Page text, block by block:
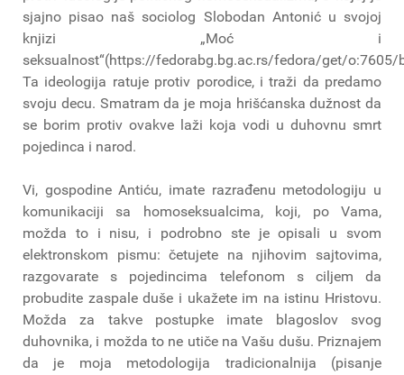
sjajno pisao naš sociolog Slobodan Antonić u svojoj
knjizi „Moć i
seksualnost“(https://fedorabg.bg.ac.rs/fedora/get/
Ta ideologija ratuje protiv porodice, i traži da predamo
svoju decu. Smatram da je moja hrišćanska dužnost da
se borim protiv ovakve laži koja vodi u duhovnu smrt
pojedinca i narod.
Vi, gospodine Antiću, imate razrađenu metodologiju u
komunikaciji sa homoseksualcima, koji, po Vama,
možda to i nisu, i podrobno ste je opisali u svom
elektronskom pismu: četujete na njihovim sajtovima,
razgovarate s pojedincima telefonom s ciljem da
probudite zaspale duše i ukažete im na istinu Hristovu.
Možda za takve postupke imate blagoslov svog
duhovnika, i možda to ne utiče na Vašu dušu. Priznajem
da je moja metodologija tradicionalnija (pisanje